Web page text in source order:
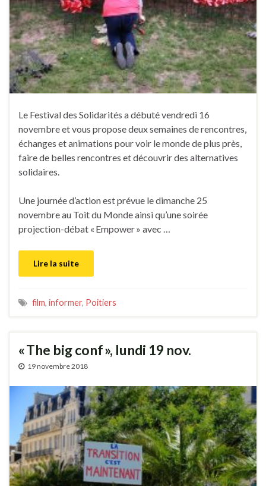
Le Festival des Solidarités a débuté vendredi 16
novembre et vous propose deux semaines de rencontres,
échanges et animations pour voir le monde de plus près,
faire de belles rencontres et découvrir des alternatives
solidaires.
Une journée d’action est prévue le dimanche 25
novembre au Toit du Monde ainsi qu’une soirée
projection-débat « Empower » avec …
Lire la suite
film, informer, Poitiers
« The big conf », lundi 19 nov.
19 novembre 2018